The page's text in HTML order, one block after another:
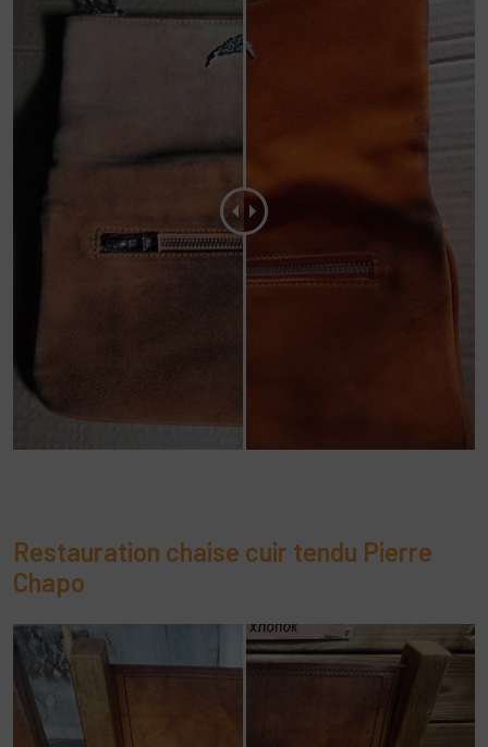
Restauration chaise cuir tendu Pierre
Chapo